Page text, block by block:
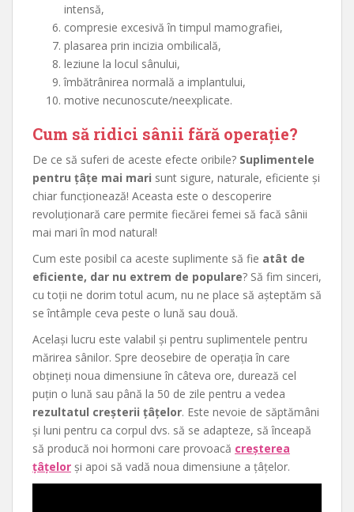
intensă,
compresie excesivă în timpul mamografiei,
plasarea prin incizia ombilicală,
leziune la locul sânului,
îmbătrânirea normală a implantului,
motive necunoscute/neexplicate.
Cum să ridici sânii fără operație?
De ce să suferi de aceste efecte oribile? Suplimentele
pentru țâțe mai mari sunt sigure, naturale, eficiente și
chiar funcționează! Aceasta este o descoperire
revoluționară care permite fiecărei femei să facă sânii
mai mari în mod natural!
Cum este posibil ca aceste suplimente să fie atât de
eficiente, dar nu extrem de populare? Să fim sinceri,
cu toții ne dorim totul acum, nu ne place să așteptăm să
se întâmple ceva peste o lună sau două.
Același lucru este valabil și pentru suplimentele pentru
mărirea sânilor. Spre deosebire de operația în care
obțineți noua dimensiune în câteva ore, durează cel
puțin o lună sau până la 50 de zile pentru a vedea
rezultatul creșterii țâțelor. Este nevoie de săptămâni
și luni pentru ca corpul dvs. să se adapteze, să înceapă
să producă noi hormoni care provoacă creșterea
țâțelor și apoi să vadă noua dimensiune a țâțelor.